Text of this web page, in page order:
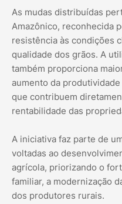
As mudas distribuídas
Amazônico, reconhecida
resistência às condições
qualidade dos grãos. A
também proporciona
aumento da
que contribuem
rentabilidade das
A iniciativa faz parte de
voltadas ao
agrícola, priorizando o
familiar, a modernização
dos produtores rurais.